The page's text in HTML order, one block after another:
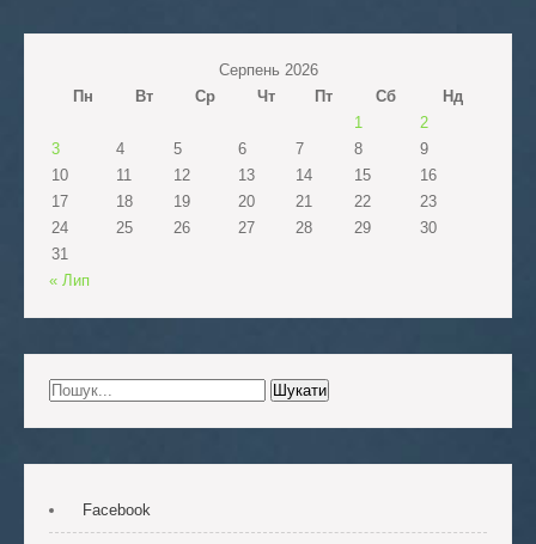
Серпень 2026
Пн
Вт Ср Чт Пт Сб
Нд
1
2
3
4 5 6 7 8
9
10
11 12 13 14 15
16
17
18 19 20 21 22
23
24
25 26 27 28 29
30
31
« Лип
Facebook